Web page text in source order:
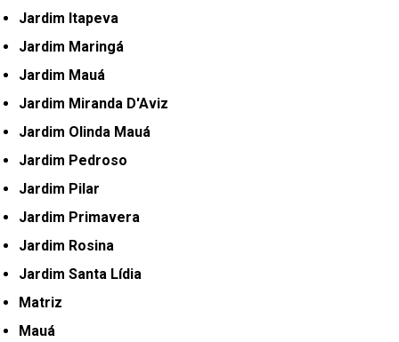
Jardim Itapeva
Jardim Maringá
Jardim Mauá
Jardim Miranda D'Aviz
Jardim Olinda Mauá
Jardim Pedroso
Jardim Pilar
Jardim Primavera
Jardim Rosina
Jardim Santa Lídia
Matriz
Mauá